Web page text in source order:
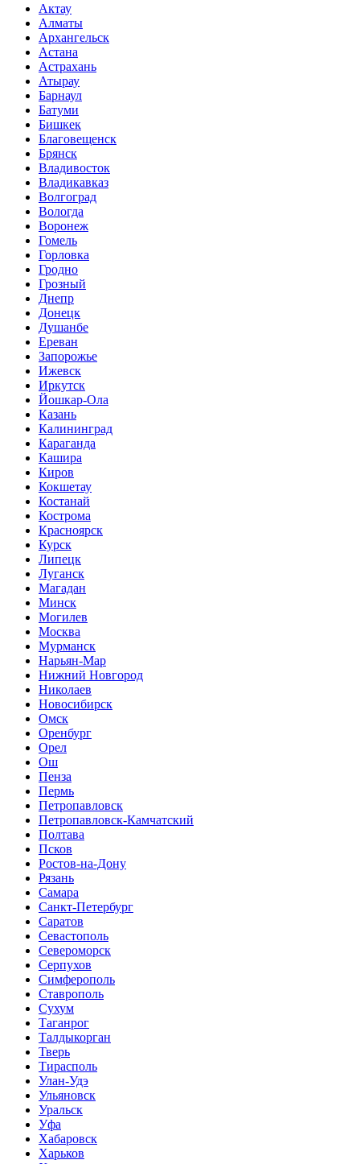
Актау
Алматы
Архангельск
Астана
Астрахань
Атырау
Барнаул
Батуми
Бишкек
Благовещенск
Брянск
Владивосток
Владикавказ
Волгоград
Вологда
Воронеж
Гомель
Горловка
Гродно
Грозный
Днепр
Донецк
Душанбе
Ереван
Запорожье
Ижевск
Иркутск
Йошкар-Ола
Казань
Калининград
Караганда
Кашира
Киров
Кокшетау
Костанай
Кострома
Красноярск
Курск
Липецк
Луганск
Магадан
Минск
Могилев
Москва
Мурманск
Нарьян-Мар
Нижний Новгород
Николаев
Новосибирск
Омск
Оренбург
Орел
Ош
Пенза
Пермь
Петропавловск
Петропавловск-Камчатский
Полтава
Псков
Ростов-на-Дону
Рязань
Самара
Санкт-Петербург
Саратов
Севастополь
Североморск
Серпухов
Симферополь
Ставрополь
Сухум
Таганрог
Tалдыкорган
Тверь
Тирасполь
Улан-Удэ
Ульяновск
Уральск
Уфа
Хабаровск
Харьков